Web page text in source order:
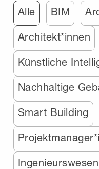
Alle BIM
Architekt*innen
Künstliche
Nachhaltige
Smart Building
Ingenieurswesen